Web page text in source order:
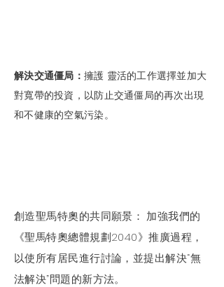
解決交通僵局： 擁護 靈活的工作選擇並加大
對寬帶的投資，以防止交通僵局的再次出現
和不健康的空氣污染。
創造聖馬特奧的共同願景： 加強我們的
《聖馬特奧總體規劃2040》推廣過程，
以使所有居民進行討論，並提出解決“無
法解決”問題的新方法。